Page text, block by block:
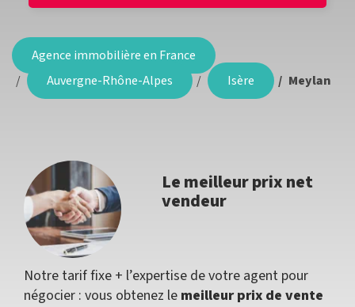
Agence immobilière en France
Auvergne-Rhône-Alpes
Isère Meylan
Le meilleur prix net
vendeur
Notre tarif fixe + l’expertise de votre agent pour
négocier : vous obtenez le meilleur prix de vente